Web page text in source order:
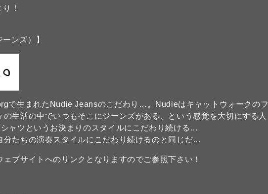
り！
ンズ）】
で生まれたNudie Jeansのこだわり…。Nudieはキャットウォークのフ
生活の中でいつもそこにジーンズがある、という感覚を大切にする人
ャツというお決まりのスタイルにこだわり続ける…
分たちの演奏スタイルにこだわり続けるのと同じだ…
ブサイトへのリンクとなりますのでご参照下さい！